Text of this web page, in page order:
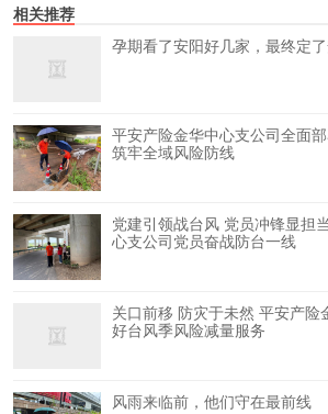
相关推荐
孕期看了安阳好几家，最终定
平安产险金华中心支公司全面
筑牢全域风险防线
党建引领战台风 党员冲锋显
心支公司党员奋战防台一线
关口前移 防灾于未然 平安产险
好台风季风险减量服务
风雨来临前，他们守在最前线